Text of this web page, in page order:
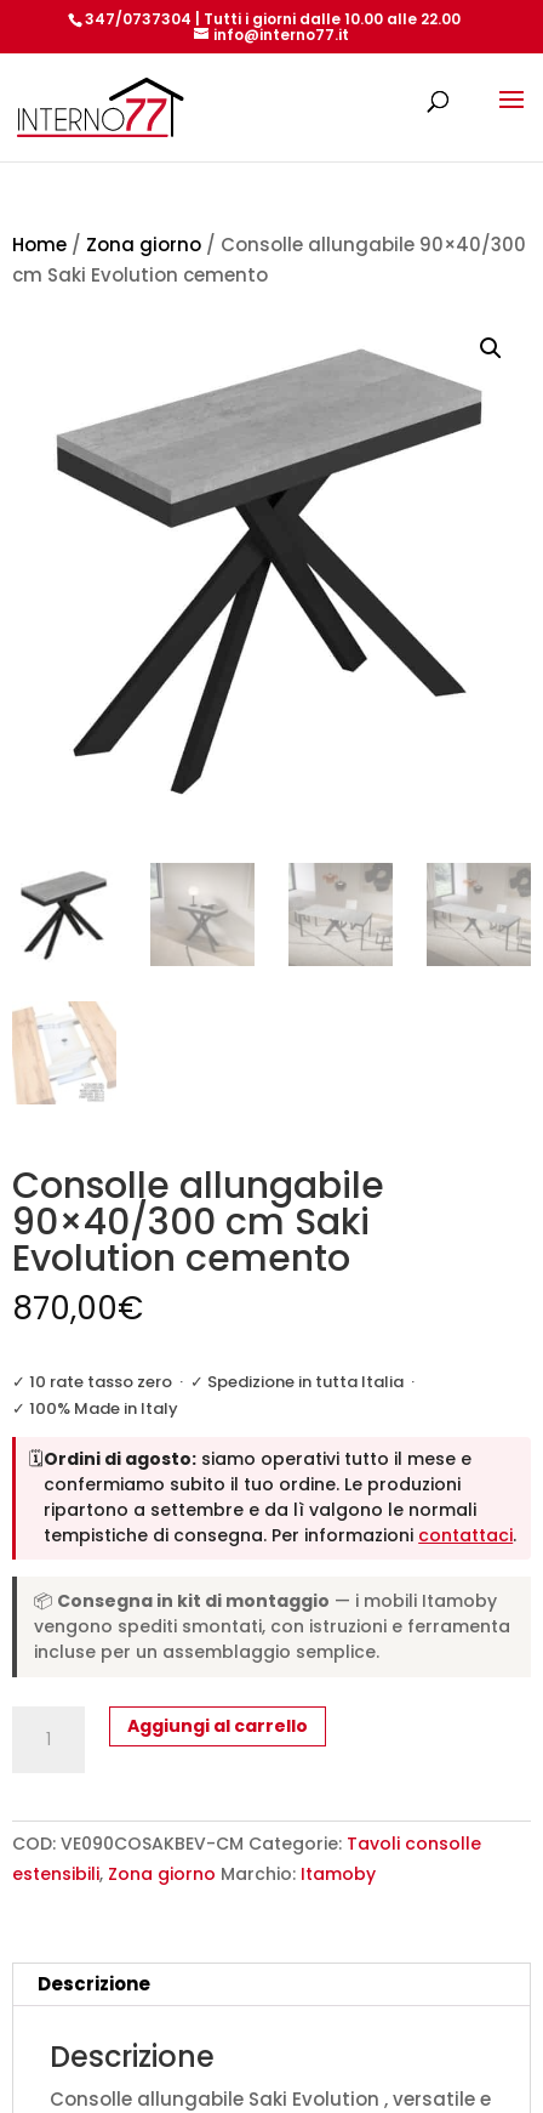
347/0737304 | Tutti i giorni dalle 10.00 alle 22.00
info@interno77.it
Home / Zona giorno / Consolle allungabile 90×40/300
cm Saki Evolution cemento
Consolle allungabile
90×40/300 cm Saki
Evolution cemento
870,00€
✓ 10 rate tasso zero · ✓ Spedizione in tutta Italia ·
✓ 100% Made in Italy
🗓️Ordini di agosto: siamo operativi tutto il mese e
confermiamo subito il tuo ordine. Le produzioni
ripartono a settembre e da lì valgono le normali
tempistiche di consegna. Per informazioni contattaci.
📦 Consegna in kit di montaggio — i mobili Itamoby
vengono spediti smontati, con istruzioni e ferramenta
incluse per un assemblaggio semplice.
allungabile
Saki
Evolution
Aggiungi al carrello
COD: VE090COSAKBEV-CM Categorie: Tavoli consolle
estensibili, Zona giorno Marchio: Itamoby
Descrizione
Descrizione
Consolle allungabile Saki Evolution , versatile e